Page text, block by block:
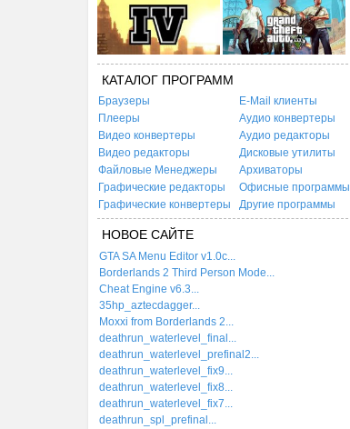
КАТАЛОГ ПРОГРАММ
Браузеры
E-Mail клиенты
Плееры
Аудио конвертеры
Видео конвертеры
Аудио редакторы
Видео редакторы
Дисковые утилиты
Файловые Менеджеры
Архиваторы
Графические редакторы
Офисные программы
Графические конвертеры
Другие программы
НОВОЕ САЙТЕ
GTA SA Menu Editor v1.0c...
Borderlands 2 Third Person Mode...
Cheat Engine v6.3...
35hp_aztecdagger...
Moxxi from Borderlands 2...
deathrun_waterlevel_final...
deathrun_waterlevel_prefinal2...
deathrun_waterlevel_fix9...
deathrun_waterlevel_fix8...
deathrun_waterlevel_fix7...
deathrun_spl_prefinal...